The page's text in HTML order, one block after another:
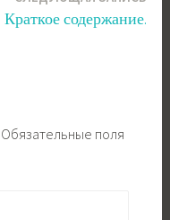
содержание.
Обязательные поля